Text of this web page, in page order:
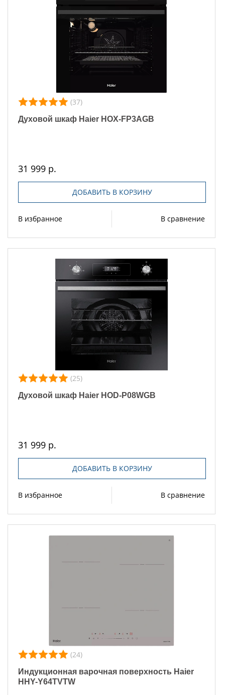
(37)
Духовой шкаф Haier HOX-FP3AGB
31 999 р.
ДОБАВИТЬ В КОРЗИНУ
В избранное В сравнение
(25)
Духовой шкаф Haier HOD-P08WGB
31 999 р.
ДОБАВИТЬ В КОРЗИНУ
В избранное В сравнение
(24)
Индукционная варочная поверхность Haier
HHY-Y64TVTW